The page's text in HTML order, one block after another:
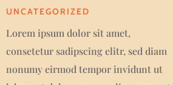
UNCATEGORIZED
Lorem ipsum dolor sit amet,
consetetur sadipscing elitr, sed diam
nonumy eirmod tempor invidunt ut